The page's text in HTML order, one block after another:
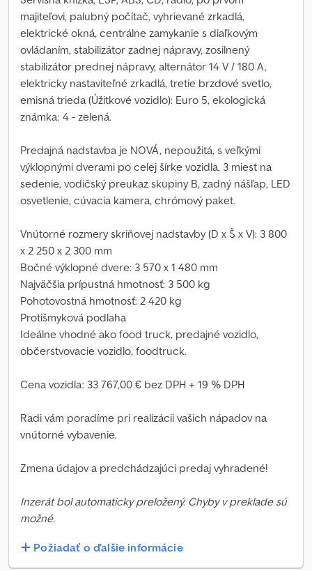
majiteľovi, palubný počítač, vyhrievané zrkadlá,
elektrické okná, centrálne zamykanie s diaľkovým
ovládaním, stabilizátor zadnej nápravy, zosilnený
stabilizátor prednej nápravy, alternátor 14 V / 180 A,
elektricky nastaviteľné zrkadlá, tretie brzdové svetlo,
emisná trieda (Úžitkové vozidlo): Euro 5, ekologická
známka: 4 - zelená.
Predajná nadstavba je NOVÁ, nepoužitá, s veľkými
výklopnými dverami po celej šírke vozidla, 3 miest na
sedenie, vodičský preukaz skupiny B, zadný nášľap, LED
osvetlenie, cúvacia kamera, chrómový paket.
Vnútorné rozmery skriňovej nadstavby (D x Š x V): 3 800
x 2 250 x 2 300 mm
Bočné výklopné dvere: 3 570 x 1 480 mm
Najväčšia prípustná hmotnosť: 3 500 kg
Pohotovostná hmotnosť: 2 420 kg
Protišmyková podlaha
Ideálne vhodné ako food truck, predajné vozidlo,
občerstvovacie vozidlo, foodtruck.
Cena vozidla: 33 767,00 € bez DPH + 19 % DPH
Radi vám poradíme pri realizácii vašich nápadov na
vnútorné vybavenie.
Zmena údajov a predchádzajúci predaj vyhradené!
Inzerát bol automaticky preložený. Chyby v preklade sú
možné.
Požiadať o ďalšie informácie